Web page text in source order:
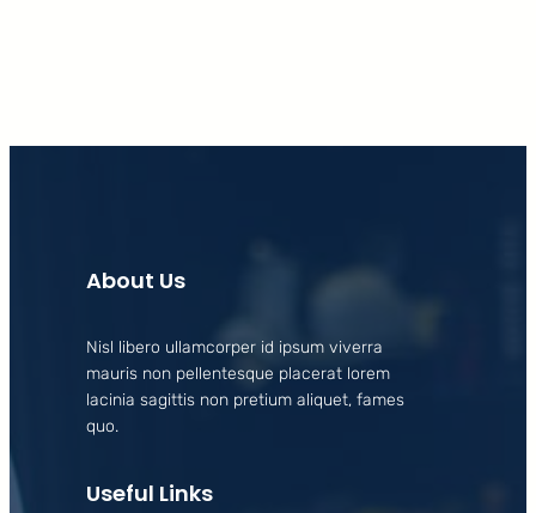
About Us
Nisl libero ullamcorper id ipsum viverra
mauris non pellentesque placerat lorem
lacinia sagittis non pretium aliquet, fames
quo.
Useful Links